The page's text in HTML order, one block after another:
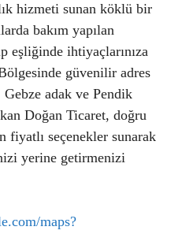
hizmeti sunan köklü bir
bakım yapılan
eşliğinde ihtiyaçlarınıza
güvenilir adres
adak ve Pendik
Doğan Ticaret, doğru
fiyatlı seçenekler sunarak
yerine getirmenizi
maps?